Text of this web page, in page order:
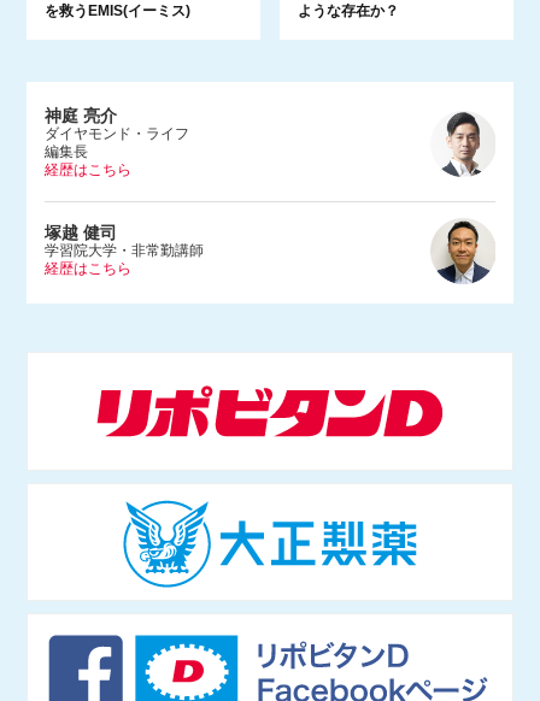
を救うEMIS(イーミス)
ような存在か？
神庭 亮介
ダイヤモンド・ライフ
編集長
経歴はこちら
1983年、埼玉県生まれ。早稲田大学法学部を卒業後、2005年に朝日
新聞社入社。文化くらし報道部やデジタル編集部で記者をつとめ、2
015年にダンス営業規制問題を追った『ルポ風営法改正 踊れる国の
塚越 健司
学習院大学・非常勤講師
経歴はこちら
ースで読み解くネット社会の歩き方』（出版芸術社）をはじめ、共著
等多数。マスメディアでも積極的に発信し、朝日新 聞論壇委員（202
1年4月〜）もつとめる。